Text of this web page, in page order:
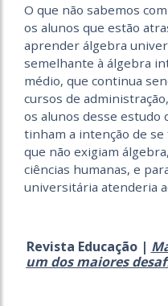
O que não sabemos
os alunos que estão
aprender álgebra
semelhante à álgebra
médio, que continua
cursos de
os alunos desse estudo
tinham a intenção de se
que não exigiam
ciências humanas, e
universitária atenderia
Revista Educação |
um dos maiores